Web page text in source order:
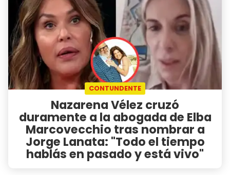
CONTUNDENTE
Nazarena Vélez cruzó
duramente a la abogada de Elba
Marcovecchio tras nombrar a
Jorge Lanata: "Todo el tiempo
hablás en pasado y está vivo"